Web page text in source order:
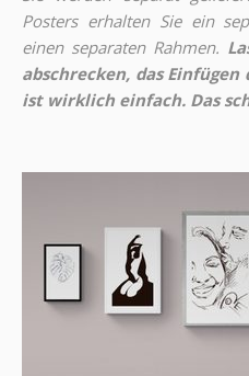
Posters erhalten Sie ein
einen separaten Rahmen.
abschrecken, das Einfügen
ist wirklich einfach. Das